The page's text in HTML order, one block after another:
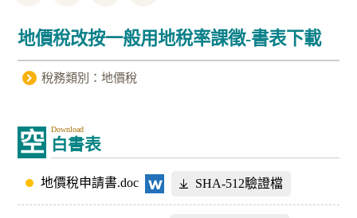
地價稅改按一般用地稅率課徵-書表下載
稅務類別：地價稅
空 Download
白書表
地價稅申請書.doc SHA-512驗證檔